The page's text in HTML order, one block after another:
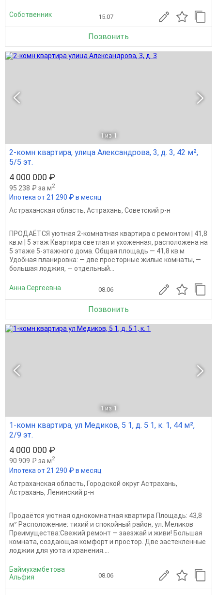
Собственник 15.07
Позвонить
1 из 1
2-комн квартира, улица Александрова, 3, д. 3, 42 м²,
5/5 эт.
4 000 000 ₽
95 238 ₽ за м2
Ипотека от 21 290 ₽ в месяц
Астраханская область, Астрахань, Советский р-н
ПРОДАЁТСЯ уютная 2-комнатная квартира с ремонтом | 41,8
кв.м | 5 этаж Квартира светлая и ухоженная, расположена на
5 этаже 5-этажного дома. Общая площадь — 41,8 кв.м
Удобная планировка: — две просторные жилые комнаты, —
большая лоджия, — отдельный...
Анна Сергеевна 08.06
Позвонить
1 из 1
1-комн квартира, ул Медиков, 5 1, д. 5 1, к. 1, 44 м²,
2/9 эт.
4 000 000 ₽
90 909 ₽ за м2
Ипотека от 21 290 ₽ в месяц
Астраханская область, Городской округ Астрахань,
Астрахань, Ленинский р-н
Продаётся уютная однокомнатная квартира Площадь: 43,8
м² Расположение: тихий и спокойный район, ул. Меликов
Преимущества:Свежий ремонт — заезжай и живи! Большая
комната, создающая комфорт и простор. Две застекленные
лоджии для уюта и хранения....
Баймухамбетова
Альфия
08.06